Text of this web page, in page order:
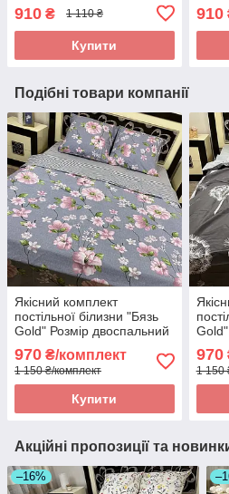
910 ₴ 1 110 ₴
Купити
910
Подібні товари компанії
Якісний комплект
постільної білизни "Бязь
Gold" Розмір двоспальний
180 * 215
970 ₴/комплект
1 150 ₴/комплект
Купити
180 *
970
1 150
Акційні пропозиції та
–16%